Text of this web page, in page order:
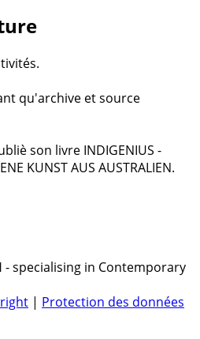
qu'archive et source
son livre INDIGENIUS -
KUNST AUS AUSTRALIEN.
- specialising in Contemporary
| Protection des données